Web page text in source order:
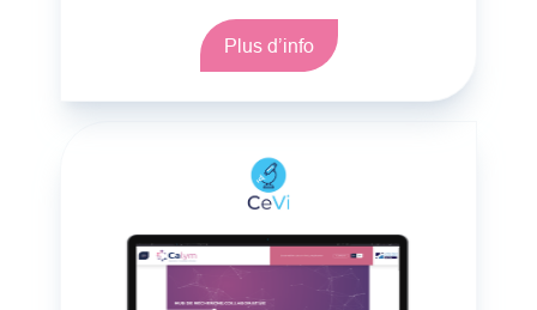
Plus d’info